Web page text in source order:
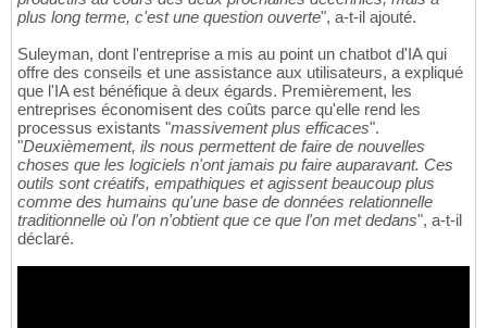
plus long terme, c'est une question ouverte", a-t-il ajouté.
Suleyman, dont l'entreprise a mis au point un chatbot d'IA qui
offre des conseils et une assistance aux utilisateurs, a expliqué
que l'IA est bénéfique à deux égards. Premièrement, les
entreprises économisent des coûts parce qu'elle rend les
processus existants "massivement plus efficaces".
"Deuxièmement, ils nous permettent de faire de nouvelles
choses que les logiciels n'ont jamais pu faire auparavant. Ces
outils sont créatifs, empathiques et agissent beaucoup plus
comme des humains qu'une base de données relationnelle
traditionnelle où l'on n'obtient que ce que l'on met dedans", a-t-il
déclaré.